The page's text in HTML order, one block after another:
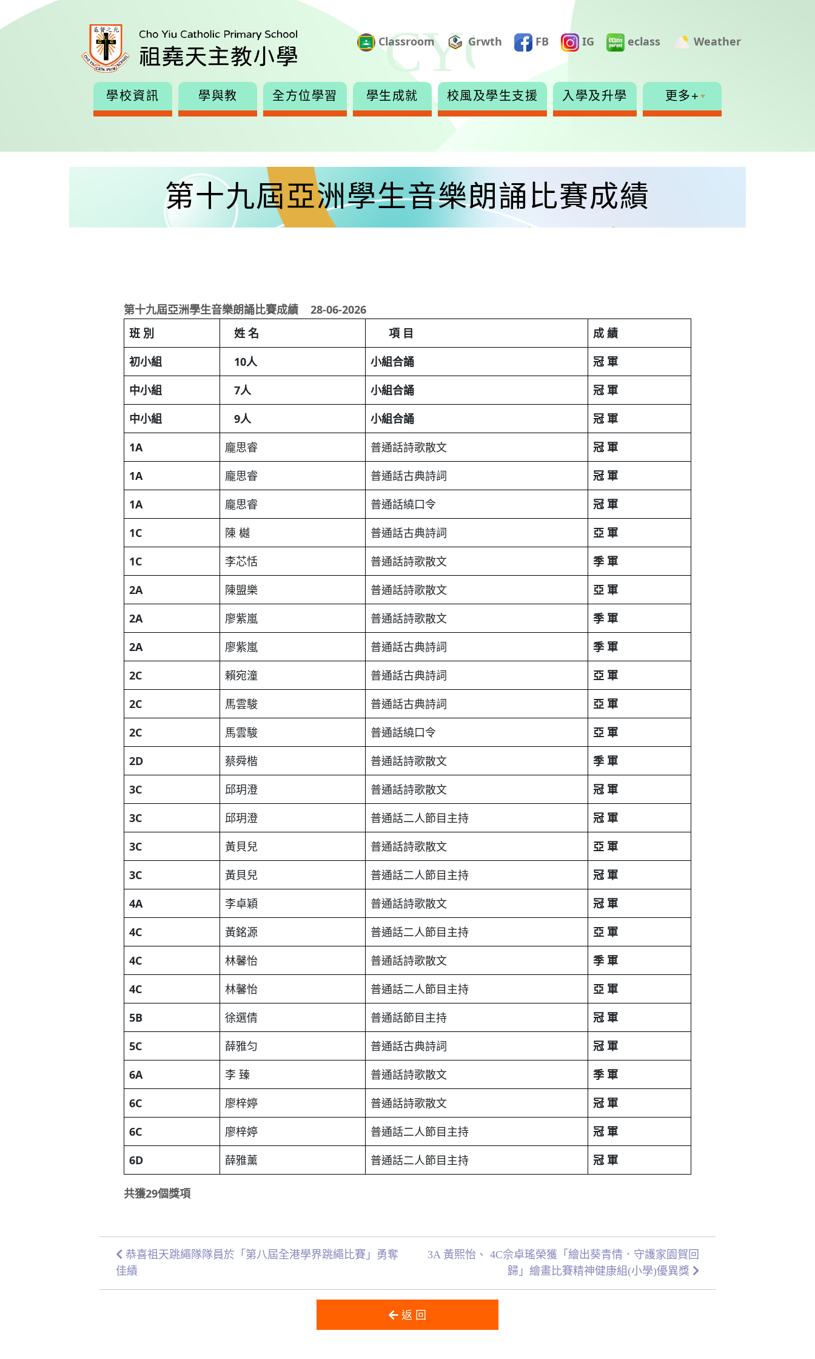
Classroom Grwth FB IG eclass Weather
學校資訊 學與教 全方位學習 學生成就 校風及學生支援 入學及升學 更多+
第十九屆亞洲學生音樂朗誦比賽成績
第十九屆亞洲學生音樂朗誦比賽成績
28-06-2026
班 別 姓 名 項 目 成 績
初小組
10人 小組合誦 冠 軍
中小組
7人 小組合誦 冠 軍
中小組
9人 小組合誦 冠 軍
1A
龐思睿 普通話詩歌散文 冠 軍
1A
龐思睿 普通話古典詩詞 冠 軍
1A
龐思睿 普通話繞口令 冠 軍
1C
陳 樾 普通話古典詩詞 亞 軍
1C
李芯恬 普通話詩歌散文 季 軍
2A
陳盟樂 普通話詩歌散文 亞 軍
2A
廖紫嵐 普通話詩歌散文 季 軍
2A
廖紫嵐 普通話古典詩詞 季 軍
2C
賴宛潼 普通話古典詩詞 亞 軍
2C
馬雲駿 普通話古典詩詞 亞 軍
2C
馬雲駿 普通話繞口令 亞 軍
2D
蔡舜楷 普通話詩歌散文 季 軍
3C
邱玥澄 普通話詩歌散文 冠 軍
3C
邱玥澄 普通話二人節目主持 冠 軍
3C
黃貝兒 普通話詩歌散文 亞 軍
3C
黃貝兒 普通話二人節目主持 冠 軍
4A
李卓穎 普通話詩歌散文 冠 軍
4C
黃銘源 普通話二人節目主持 亞 軍
4C
林馨怡 普通話詩歌散文 季 軍
4C
林馨怡 普通話二人節目主持 亞 軍
5B
徐選倩 普通話節目主持 冠 軍
5C
薛雅匀 普通話古典詩詞 冠 軍
6A
李 臻 普通話詩歌散文 季 軍
6C
廖梓婷 普通話詩歌散文 冠 軍
6C
廖梓婷 普通話二人節目主持 冠 軍
6D
薛雅薰 普通話二人節目主持 冠 軍
共獲29個獎項
恭喜祖天跳繩隊隊員於「第八屆全港學界跳繩比賽」勇奪
佳績
3A 黃熙怡、 4C佘卓瑤榮獲「繪出葵青情．守護家園賀回
歸」繪畫比賽精神健康組(小學)優異獎
返 回